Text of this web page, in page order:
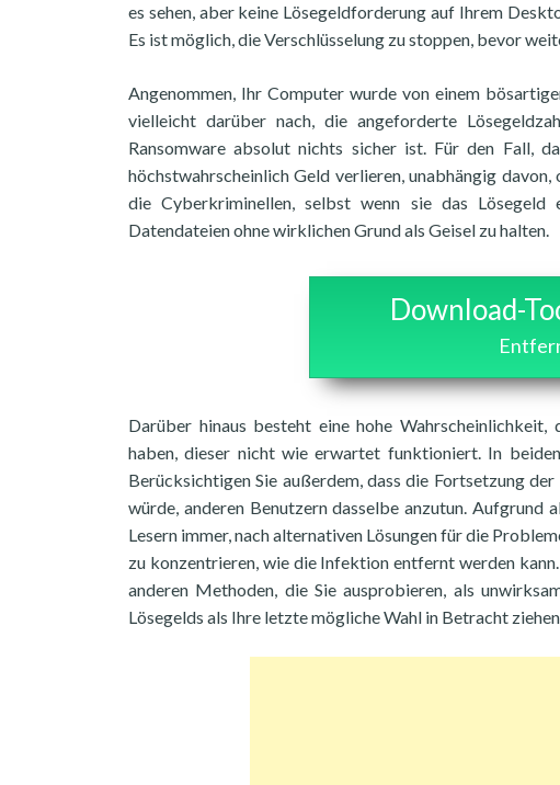
es sehen, aber keine Lösegeldforderung auf Ihrem
Es ist möglich, die Verschlüsselung zu stoppen, bevor
Angenommen, Ihr Computer wurde von einem
vielleicht darüber nach, die angeforderte
Ransomware absolut nichts sicher ist. Für den Fall,
höchstwahrscheinlich Geld verlieren, unabhängig
die Cyberkriminellen, selbst wenn sie das Lösegeld
Datendateien ohne wirklichen Grund als Geisel zu halten.
Download-
Darüber hinaus besteht eine hohe Wahrscheinlichkeit,
haben, dieser nicht wie erwartet funktioniert. In
Berücksichtigen Sie außerdem, dass die Fortsetzung
würde, anderen Benutzern dasselbe anzutun. Aufgrund
Lesern immer, nach alternativen Lösungen für die
zu konzentrieren, wie die Infektion entfernt werden
anderen Methoden, die Sie ausprobieren, als
Lösegelds als Ihre letzte mögliche Wahl in Betracht